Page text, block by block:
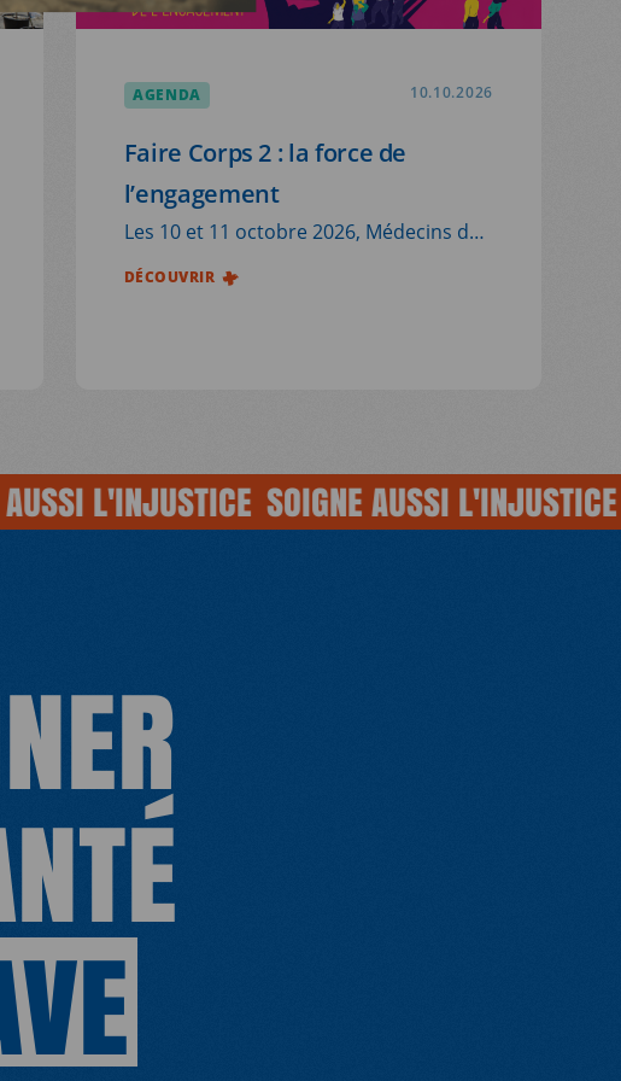
AGENDA 10.10.2026
Faire Corps 2 : la force de
l’engagement
Les 10 et 11 octobre 2026, Médecins du
Monde vous donne rendez-vous à
actions et les décisions qui les touchent.
DÉCOUVRIR
L'INJUSTICE SOIGNE AUSSI L'INJUSTICE